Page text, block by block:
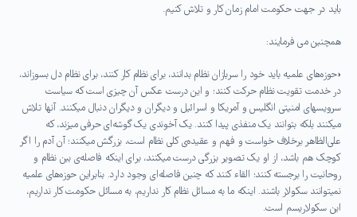
باید در جهت حکومت امام زمان کار و تلاش کنیم.
همچنین می فرمایند:
«حوزه‌های علمیه باید خود را سربازان نظام بدانند، برای نظام کار کنند، برای نظام دل بسوزاند،
در خدمت تقویت نظام حرکت کنند؛ و این درست عکس آن چیزی است که سیاست
سرویسهای امنیتی انگلیس و آمریکا و اسرائیل و دیگران و دیگران دنبال میکنند. آنها تلاش
میکنند بلکه بتوانند یک منفذی پیدا کنند. یک آخوندی یک گوشه‌ای حرفی میزند، که
علی‌الظاهر برخلاف خواست و فهم و عقیده‌ی کلی نظام است، بزرگش میکنند؛ آن آدم را اگر
کوچک هم باشد، از او یک تصویر بزرگی درست میکنند، برای اینکه فاصله‌ی بین نظام و
روحانیت را برجسته کنند؛ القاء کنند که چنین فاصله‌ای وجود دارد. بنابراین حوزه‌های علمیه
نمیتوانند سکولار باشند. اینکه ما به مسائل نظام کار نداریم، به مسائل حکومت کار نداریم،
این سکولاریسم است.